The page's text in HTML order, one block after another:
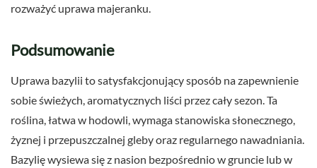
rozważyć uprawa majeranku.
Podsumowanie
Uprawa bazylii to satysfakcjonujący sposób na zapewnienie
sobie świeżych, aromatycznych liści przez cały sezon. Ta
roślina, łatwa w hodowli, wymaga stanowiska słonecznego,
żyznej i przepuszczalnej gleby oraz regularnego nawadniania.
Bazylię wysiewa się z nasion bezpośrednio w gruncie lub w